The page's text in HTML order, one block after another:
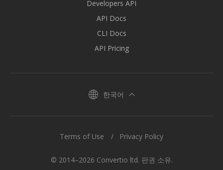
Developers API
API Docs
CLI Docs
API Pricing
한국어
© 2014–2026 Convertio ltd. 판권 소유.
Terms of Use Privacy Policy